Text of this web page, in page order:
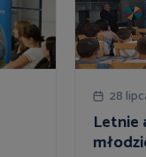
28
Letnie